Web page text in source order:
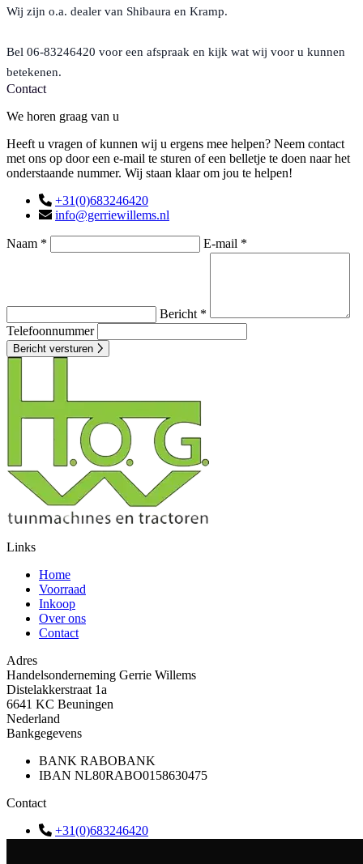
Wij zijn o.a. dealer van Shibaura en Kramp.
Bel 06-83246420 voor een afspraak en kijk wat wij voor u kunnen
betekenen.
Contact
We horen graag van u
Heeft u vragen of kunnen wij u ergens mee helpen? Neem contact
met ons op door een e-mail te sturen of een belletje te doen naar het
onderstaande nummer. Wij staan klaar om jou te helpen!
+31(0)683246420
info@gerriewillems.nl
Naam * E-mail *
Bericht *
Telefoonnummer
Bericht versturen
Links
Home
Voorraad
Inkoop
Over ons
Contact
Adres
Handelsonderneming Gerrie Willems
Distelakkerstraat 1a
6641 KC Beuningen
Nederland
Bankgegevens
BANK RABOBANK
IBAN NL80RABO0158630475
Contact
+31(0)683246420